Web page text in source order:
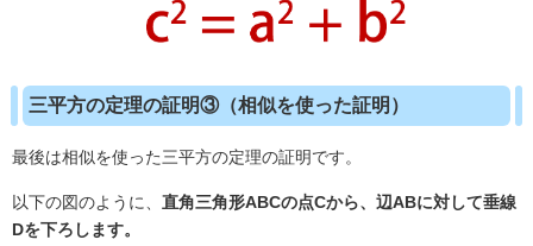
三平方の定理の証明③（相似を使った証明）
最後は相似を使った三平方の定理の証明です。
以下の図のように、 直角三角形ABCの点Cから、辺ABに対して垂線
Dを下ろします。